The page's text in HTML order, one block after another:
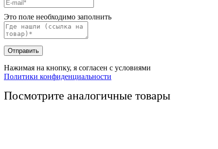
Это поле необходимо заполнить
Отправить
Нажимая на кнопку, я согласен с условиями
Политики конфиденциальности
Посмотрите аналогичные товары